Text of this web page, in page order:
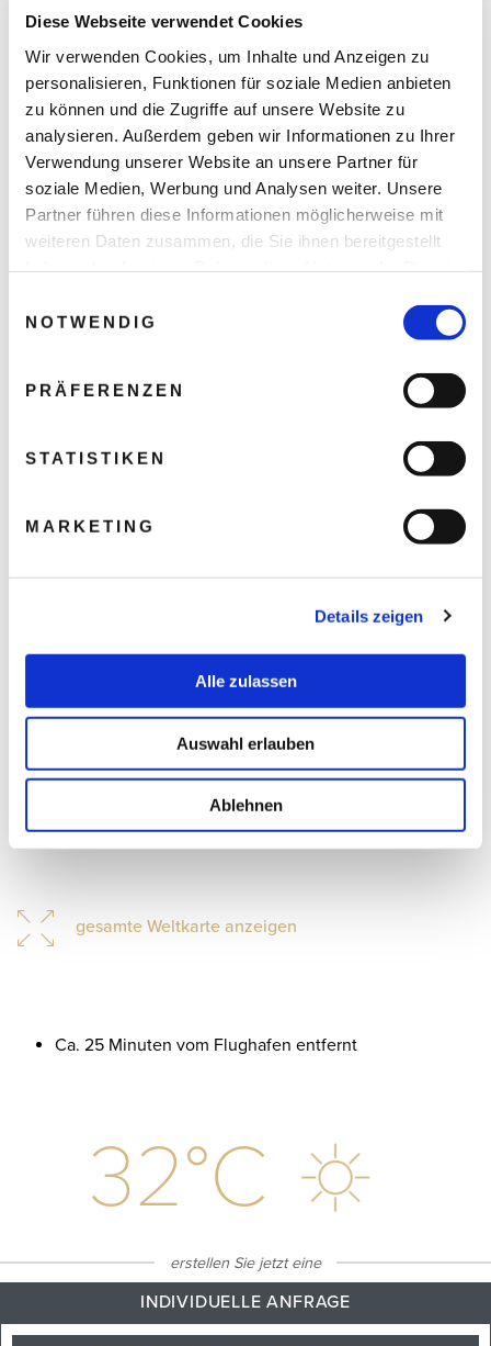
Diese Webseite verwendet Cookies
Wir verwenden Cookies, um Inhalte und Anzeigen zu
personalisieren, Funktionen für soziale Medien anbieten
zu können und die Zugriffe auf unsere Website zu
analysieren. Außerdem geben wir Informationen zu Ihrer
Verwendung unserer Website an unsere Partner für
soziale Medien, Werbung und Analysen weiter. Unsere
Partner führen diese Informationen möglicherweise mit
weiteren Daten zusammen, die Sie ihnen bereitgestellt
NOTWENDIG
PRÄFERENZEN
STATISTIKEN
MARKETING
Details zeigen
Alle zulassen
Auswahl erlauben
Ablehnen
erstellen Sie jetzt eine
INDIVIDUELLE ANFRAGE
gesamte Weltkarte anzeigen
Ca. 25 Minuten vom Flughafen entfernt
32°C
Klarer himmel